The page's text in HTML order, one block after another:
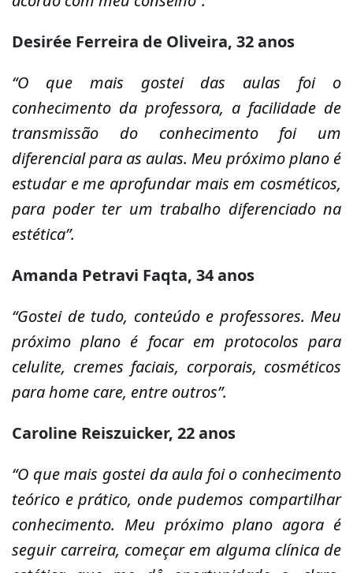
Desirée Ferreira de Oliveira, 32 anos
“O que mais gostei das aulas foi o
conhecimento da professora, a facilidade de
transmissão do conhecimento foi um
diferencial para as aulas. Meu próximo plano é
estudar e me aprofundar mais em cosméticos,
para poder ter um trabalho diferenciado na
estética”.
Amanda Petravi Faqta, 34 anos
“Gostei de tudo, conteúdo e professores. Meu
próximo plano é focar em protocolos para
celulite, cremes faciais, corporais, cosméticos
para home care, entre outros”.
Caroline Reiszuicker, 22 anos
“O que mais gostei da aula foi o conhecimento
teórico e prático, onde pudemos compartilhar
conhecimento. Meu próximo plano agora é
seguir carreira, começar em alguma clínica de